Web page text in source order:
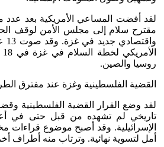
لقد أفضت المساعي الأمريكية بعد عدد
مقترح سلام إلى مجلس الأمن لوقف
روسيا والصين.
القضية الفلسطينية وغزة عند مفترق
لقد وضع القرار القضية الفلسطينية
تاريخي لم تشهده من قبل حتى في
الإسرائيلية. وقد أصبح موضوع قراءات
أمل لتسوية نهائية. وترتاب منه أطراف